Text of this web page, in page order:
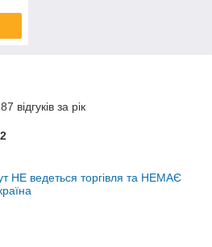
відгуків за рік
НЕ ведеться торгівля та НЕМАЄ